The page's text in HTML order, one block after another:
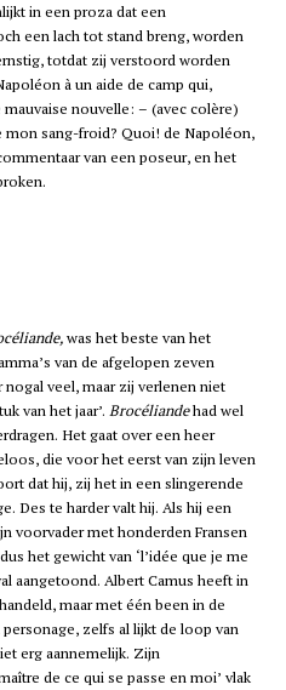
in een proza dat een
een lach tot stand breng, worden
totdat zij verstoord worden
à un aide de camp qui,
nouvelle: – (avec colère)
sang-froid? Quoi! de Napoléon,
van een poseur, en het
was het beste van het
van de afgelopen zeven
veel, maar zij verlenen niet
van het jaar’. Brocéliandehad wel
Het gaat over een heer
die voor het eerst van zijn leven
dat hij, zij het in een slingerende
Des te harder valt hij. Als hij een
voorvader met honderden Fransen
het gewicht van ‘l’idée que je me
aangetoond. Albert Camus heeft in
maar met één been in de
zelfs al lijkt de loop van
erg aannemelijk. Zijn
de ce qui se passe en moi’ vlak